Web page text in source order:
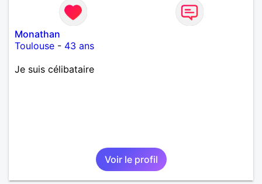
Monathan
Toulouse - 43 ans
Je suis célibataire
Voir le profil